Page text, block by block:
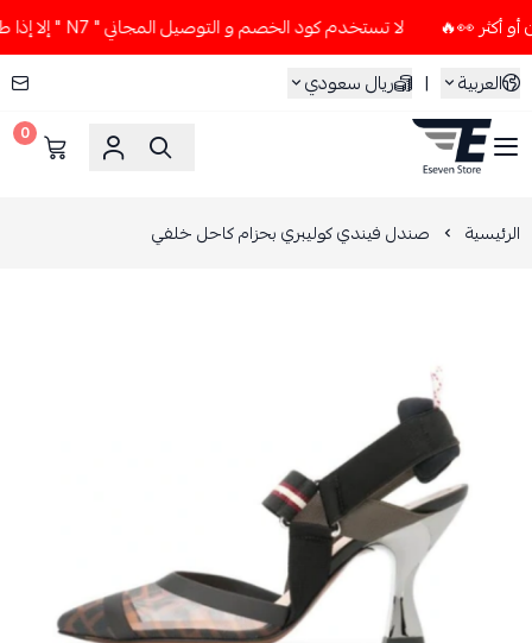
لا تستخدم كود الخصم و التوصيل المجاني " N7 " إلا إذا طلبت قطعتين أو أكثر 👀🔥
العربية
| ريال سعودي
ESEVEN STORE
0
الرئيسية صندل فيندي كوليبري بحزام كاحل خلفي